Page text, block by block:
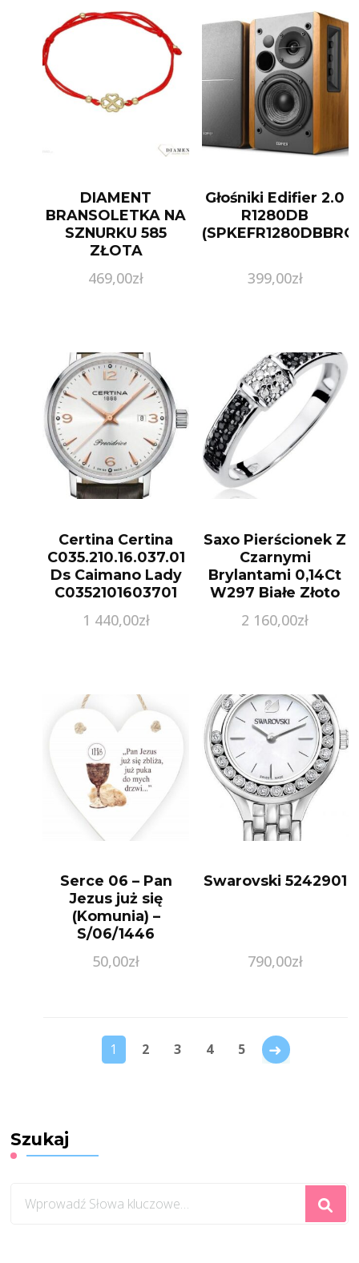
DIAMENT
BRANSOLETKA NA
SZNURKU 585
ZŁOTA
469,00zł
Głośniki Edifier 2.0
R1280DB
399,00zł
Certina Certina
C035.210.16.037.01
Ds Caimano Lady
C0352101603701
1 440,00zł
Saxo Pierścionek Z
Czarnymi
Brylantami 0,14Ct
W297 Białe Złoto
2 160,00zł
Serce 06 – Pan
Jezus już się
(Komunia) –
S/06/1446
50,00zł
Swarovski 5242901
790,00zł
1 2 3 4 5
Szukaj
czegoś?